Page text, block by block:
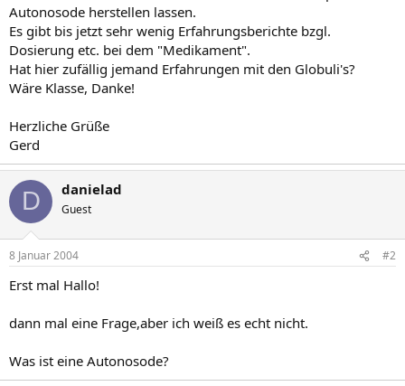
Autonosode herstellen lassen.
Es gibt bis jetzt sehr wenig Erfahrungsberichte bzgl.
Dosierung etc. bei dem "Medikament".
Hat hier zufällig jemand Erfahrungen mit den Globuli's?
Wäre Klasse, Danke!
Herzliche Grüße
Gerd
D danielad
Guest
8 Januar 2004 #2
Erst mal Hallo!
dann mal eine Frage,aber ich weiß es echt nicht.
Was ist eine Autonosode?